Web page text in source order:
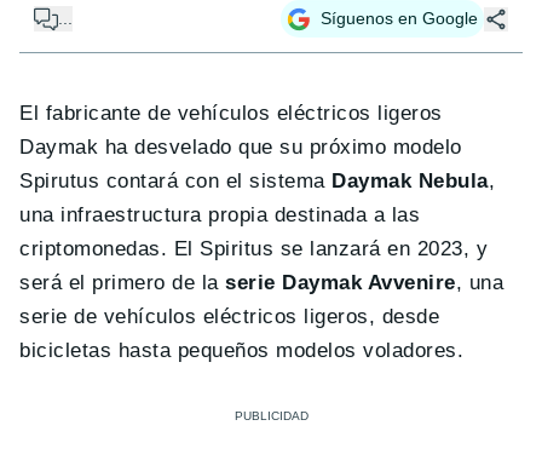
... Síguenos en Google
El fabricante de vehículos eléctricos ligeros
Daymak ha desvelado que su próximo modelo
Spirutus contará con el sistema Daymak Nebula,
una infraestructura propia destinada a las
criptomonedas. El Spiritus se lanzará en 2023, y
será el primero de laserie Daymak Avvenire, una
serie de vehículos eléctricos ligeros, desde
bicicletas hasta pequeños modelos voladores.